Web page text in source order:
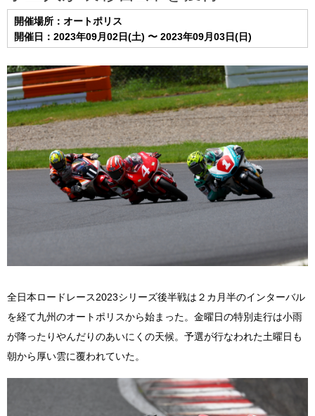
開催場所：オートポリス
開催日：2023年09月02日(土) 〜 2023年09月03日(日)
全日本ロードレース2023シリーズ後半戦は２カ月半のインターバル
を経て九州のオートポリスから始まった。金曜日の特別走行は小雨
が降ったりやんだりのあいにくの天候。予選が行なわれた土曜日も
朝から厚い雲に覆われていた。